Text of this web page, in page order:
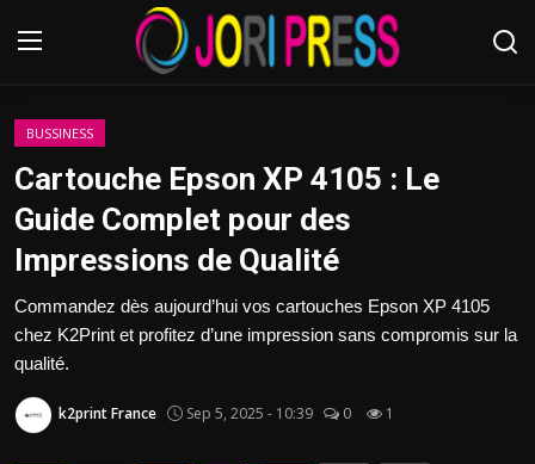
Login
Advertisement
Trending News
About us
Contact us
BUSSINESS
Cartouche Epson XP 4105 : Le
Guide Complet pour des
Impressions de Qualité
Commandez dès aujourd’hui vos cartouches Epson XP 4105
chez K2Print et profitez d’une impression sans compromis sur la
qualité.
k2print France Sep 5, 2025 - 10:39 0 1